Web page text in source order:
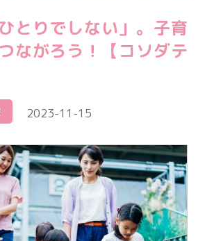
とりでしない」。子育
ながろう！【コソダテ
2023-11-15